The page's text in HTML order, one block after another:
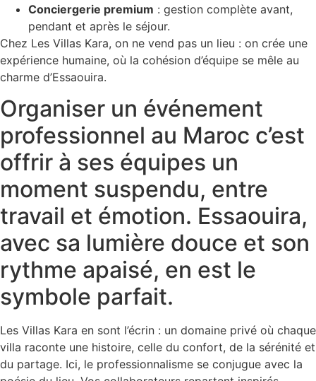
Conciergerie premium : gestion complète avant,
pendant et après le séjour.
Chez Les Villas Kara, on ne vend pas un lieu : on crée une
expérience humaine, où la cohésion d’équipe se mêle au
charme d’Essaouira.
Organiser un événement
professionnel au Maroc c’est
offrir à ses équipes un
moment suspendu, entre
travail et émotion. Essaouira,
avec sa lumière douce et son
rythme apaisé, en est le
symbole parfait.
Les Villas Kara en sont l’écrin : un domaine privé où chaque
villa raconte une histoire, celle du confort, de la sérénité et
du partage. Ici, le professionnalisme se conjugue avec la